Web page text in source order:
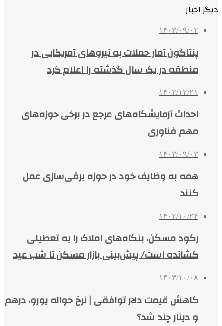
دیگر اخبار
۱۴۰۳/۰۹/۰۲
پنتاگون آمار حملات به نیروهای آمریکایی در
منطقه در یک سال گذشته را اعلام کرد
۱۴۰۲/۱۲/۲۱
احداث آزمایشگاه‌های مرجع در برخی حوزه‌های
مهم فناوری
۱۴۰۳/۰۹/۰۳
همه به وظایف خود در حوزه برقی‌سازی عمل
کنند
۱۴۰۲/۱۰/۲۴
رکود مسکن، بنگاه‌های املاک را به تعطیلی
کشانده است/ پیش‌بینی بازار مسکن تا شب عید
۱۴۰۳/۱۰/۰۸
کاهش قیمت دلار توافقی | نرخ حواله یورو، درهم
و دینار چند شد؟